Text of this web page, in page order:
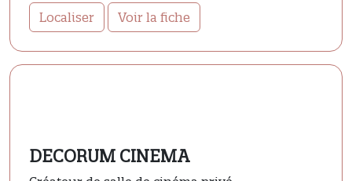
Localiser Voir la fiche
DECORUM CINEMA